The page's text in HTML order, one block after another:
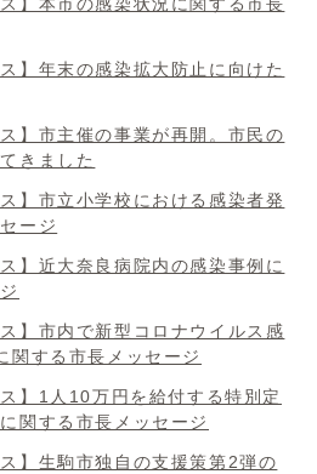
】年末の感染拡大防止に向けた
】市主催の事業が再開。市民の
きました
】市立小学校における感染者発
ージ
】近大奈良病院内の感染事例に
】市内で新型コロナウイルス感
関する市長メッセージ
】1人10万円を給付する特別定
関する市長メッセージ
】生駒市独自の支援策第2弾の